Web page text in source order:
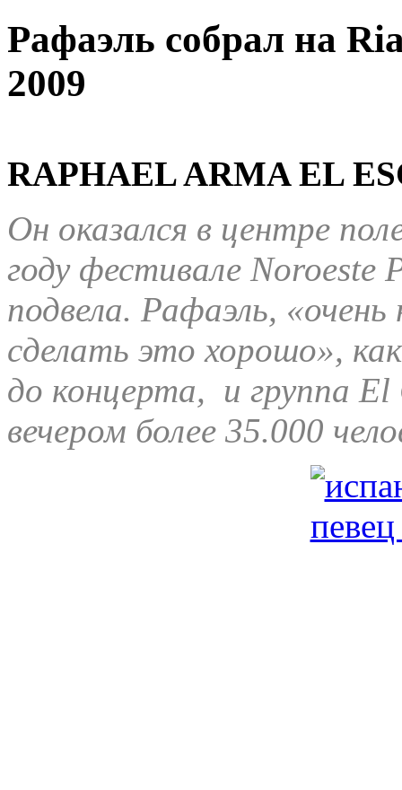
Рафаэль собрал на
2009
RAPHAEL ARMA EL
Он оказался в центре
году фестивале Noroeste
подвела. Рафаэль,
сделать это хорошо», как
до концерта, и группа El
вечером более 35.000